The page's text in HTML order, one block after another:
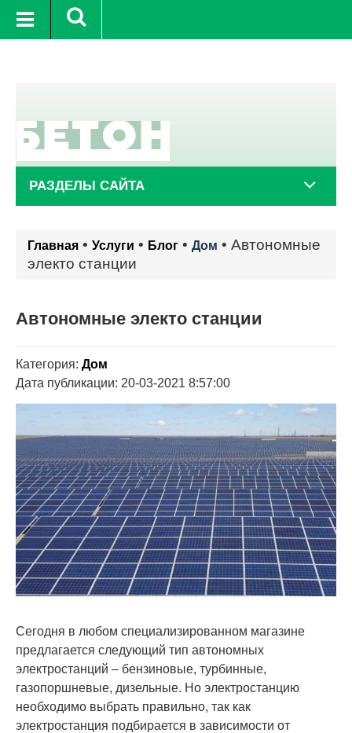
8 авг.
РАЗДЕЛЫ САЙТА
Главная • Услуги • Блог • Дом • Автономные
электо станции
Автономные электо станции
Категория: Дом
Дата публикации: 20-03-2021 8:57:00
Сегодня в любом специализированном магазине
предлагается следующий тип автономных
электростанций – бензиновые, турбинные,
газопоршневые, дизельные. Но электростанцию
необходимо выбрать правильно, так как
электростанция подбирается в зависимости от